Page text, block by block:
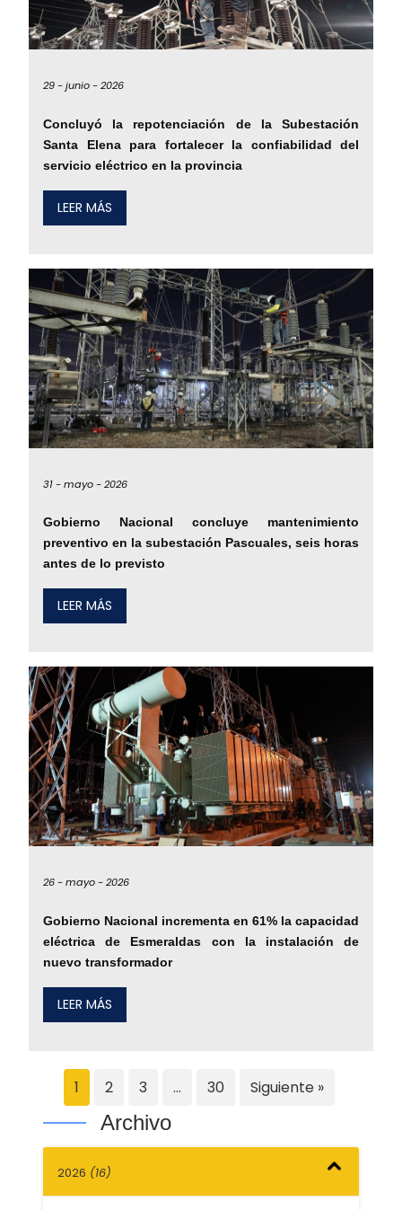
29 -junio -2026
Concluyó la repotenciación de la Subestación
Santa Elena para fortalecer la confiabilidad del
servicio eléctrico en la provincia
LEER MÁS
31 -mayo -2026
Gobierno Nacional concluye mantenimiento
preventivo en la subestación Pascuales, seis horas
antes de lo previsto
LEER MÁS
26 -mayo -2026
Gobierno Nacional incrementa en 61% la capacidad
eléctrica de Esmeraldas con la instalación de
nuevo transformador
LEER MÁS
1 2 3 … 30 Siguiente »
Archivo
2026 (16)